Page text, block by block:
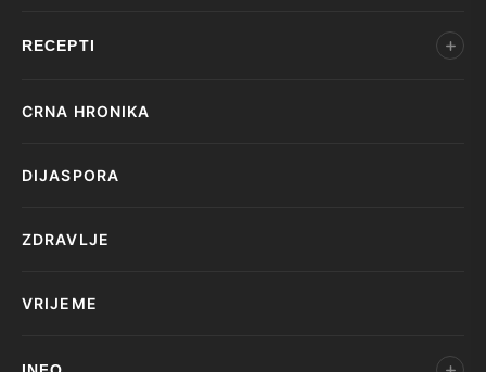
RECEPTI
CRNA HRONIKA
DIJASPORA
ZDRAVLJE
VRIJEME